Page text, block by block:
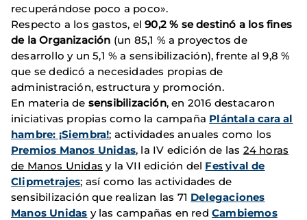
recuperándose poco a poco».
Respecto a los gastos, el90,2 % se destinó a los fines
de la Organización (un 85,1 % a proyectos de
desarrollo y un 5,1 % a sensibilización), frente al 9,8 %
que se dedicó a necesidades propias de
administración, estructura y promoción.
En materia de sensibilización, en 2016 destacaron
iniciativas propias como la campaña Plántala cara al
hambre: ¡Siembra!; actividades anuales como los
Premios Manos Unidas, la IV edición de las 24 horas
de Manos Unidas y la VII edición del Festival de
Clipmetrajes; así como las actividades de
sensibilización que realizan las 71 Delegaciones
Manos Unidas y las campañas en redCambiemos